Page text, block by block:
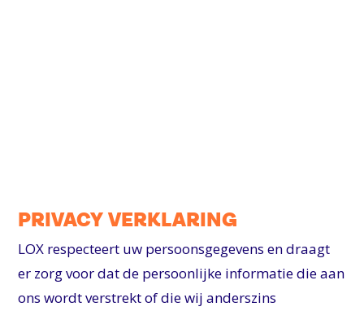
PRIVACY VERKLARING
LOX respecteert uw persoonsgegevens en draagt
er zorg voor dat de persoonlijke informatie die aan
ons wordt verstrekt of die wij anderszins